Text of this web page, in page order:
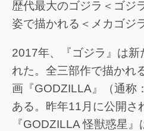
歴代最大のゴジラ＜ゴジ
姿で描かれる＜メカゴジ
2017年、『ゴジラ』は新
れた。全三部作で描かれ
画『GODZILLA』（通称
ある。昨年11月に公開さ
『GODZILLA 怪獣惑星